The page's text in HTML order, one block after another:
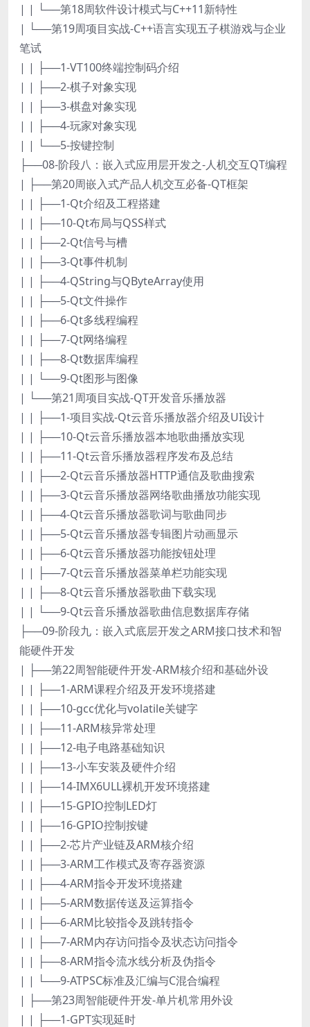
| | └──第18周软件设计模式与C++11新特性
| └──第19周项目实战-C++语言实现五子棋游戏与企业
笔试
| | ├──1-VT100终端控制码介绍
| | ├──2-棋子对象实现
| | ├──3-棋盘对象实现
| | ├──4-玩家对象实现
| | └──5-按键控制
├──08-阶段八：嵌入式应用层开发之-人机交互QT编程
| ├──第20周嵌入式产品人机交互必备-QT框架
| | ├──1-Qt介绍及工程搭建
| | ├──10-Qt布局与QSS样式
| | ├──2-Qt信号与槽
| | ├──3-Qt事件机制
| | ├──4-QString与QByteArray使用
| | ├──5-Qt文件操作
| | ├──6-Qt多线程编程
| | ├──7-Qt网络编程
| | ├──8-Qt数据库编程
| | └──9-Qt图形与图像
| └──第21周项目实战-QT开发音乐播放器
| | ├──1-项目实战-Qt云音乐播放器介绍及UI设计
| | ├──10-Qt云音乐播放器本地歌曲播放实现
| | ├──11-Qt云音乐播放器程序发布及总结
| | ├──2-Qt云音乐播放器HTTP通信及歌曲搜索
| | ├──3-Qt云音乐播放器网络歌曲播放功能实现
| | ├──4-Qt云音乐播放器歌词与歌曲同步
| | ├──5-Qt云音乐播放器专辑图片动画显示
| | ├──6-Qt云音乐播放器功能按钮处理
| | ├──7-Qt云音乐播放器菜单栏功能实现
| | ├──8-Qt云音乐播放器歌曲下载实现
| | └──9-Qt云音乐播放器歌曲信息数据库存储
├──09-阶段九：嵌入式底层开发之ARM接口技术和智
能硬件开发
| ├──第22周智能硬件开发-ARM核介绍和基础外设
| | ├──1-ARM课程介绍及开发环境搭建
| | ├──10-gcc优化与volatile关键字
| | ├──11-ARM核异常处理
| | ├──12-电子电路基础知识
| | ├──13-小车安装及硬件介绍
| | ├──14-IMX6ULL裸机开发环境搭建
| | ├──15-GPIO控制LED灯
| | ├──16-GPIO控制按键
| | ├──2-芯片产业链及ARM核介绍
| | ├──3-ARM工作模式及寄存器资源
| | ├──4-ARM指令开发环境搭建
| | ├──5-ARM数据传送及运算指令
| | ├──6-ARM比较指令及跳转指令
| | ├──7-ARM内存访问指令及状态访问指令
| | ├──8-ARM指令流水线分析及伪指令
| | └──9-ATPSC标准及汇编与C混合编程
| ├──第23周智能硬件开发-单片机常用外设
| | ├──1-GPT实现延时